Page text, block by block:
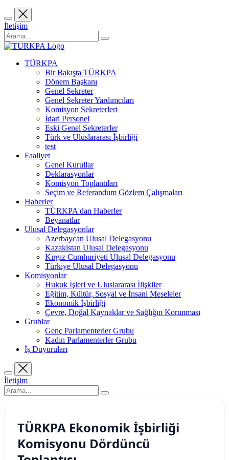
İletişim
TÜRKPA
Bir Bakışta TÜRKPA
Dönem Başkanı
Genel Sekreter
Genel Sekreter Yardımcıları
Komisyon Sekreterleri
İdari Personel
Eski Genel Sekreterler
Türk ve Uluslararası İşbirliği
test
Faaliyet
Genel Kurullar
Deklarasyonlar
Komisyon Toplantıları
Seçim ve Referandum Gözlem Çalışmaları
Haberler
TÜRKPA'dan Haberler
Beyanatlar
Ulusal Delegasyonlar
Azerbaycan Ulusal Delegasyonu
Kazakistan Ulusal Delegasyonu
Kırgız Cumhuriyeti Ulusal Delegasyonu
Türkiye Ulusal Delegasyonu
Komisyonlar
Hukuk İşleri ve Uluslararası İlişkiler
Eğitim, Kültür, Sosyal ve İnsani Meseleler
Ekonomik İşbirliği
Çevre, Doğal Kaynaklar ve Sağlığın Korunması
Grublar
Genç Parlamenterler Grubu
Kadın Parlamenterler Grubu
İş Duyuruları
İletişim
TÜRKPA Ekonomik İşbirliği
Komisyonu Dördüncü